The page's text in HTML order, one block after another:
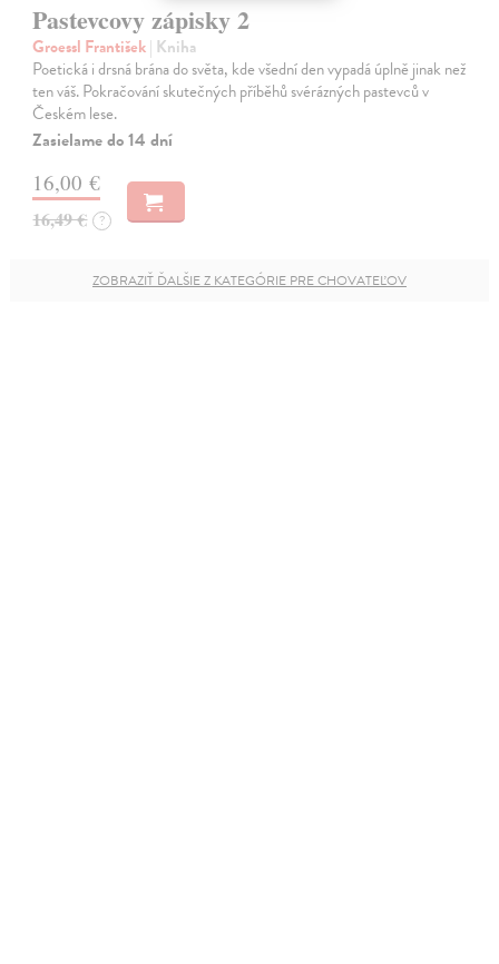
Pastevcovy zápisky 2
Groessl František| Kniha
Poetická i drsná brána do světa, kde všední den vypadá úplně jinak než
ten váš. Pokračování skutečných příběhů svérázných pastevců v
Českém lese.
Zasielame do 14 dní
16,00 €
16,49 € ?
ZOBRAZIŤ ĎALŠIE Z KATEGÓRIE PRE CHOVATEĽOV